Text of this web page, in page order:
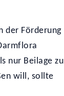
der Förderung
nur Beilage zu
will, sollte